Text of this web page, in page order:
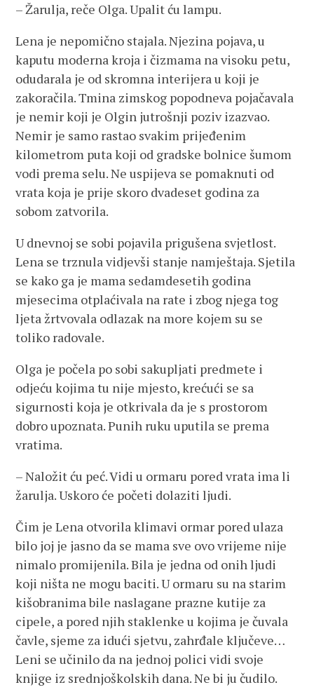
– Žarulja, reče Olga. Upalit ću lampu.
Lena je nepomično stajala. Njezina pojava, u
kaputu moderna kroja i čizmama na visoku petu,
odudarala je od skromna interijera u koji je
zakoračila. Tmina zimskog popodneva pojačavala
je nemir koji je Olgin jutrošnji poziv izazvao.
Nemir je samo rastao svakim prijeđenim
kilometrom puta koji od gradske bolnice šumom
vodi prema selu. Ne uspijeva se pomaknuti od
vrata koja je prije skoro dvadeset godina za
sobom zatvorila.
U dnevnoj se sobi pojavila prigušena svjetlost.
Lena se trznula vidjevši stanje namještaja. Sjetila
se kako ga je mama sedamdesetih godina
mjesecima otplaćivala na rate i zbog njega tog
ljeta žrtvovala odlazak na more kojem su se
toliko radovale.
Olga je počela po sobi sakupljati predmete i
odjeću kojima tu nije mjesto, krećući se sa
sigurnosti koja je otkrivala da je s prostorom
dobro upoznata. Punih ruku uputila se prema
vratima.
– Naložit ću peć. Vidi u ormaru pored vrata ima li
žarulja. Uskoro će početi dolaziti ljudi.
Čim je Lena otvorila klimavi ormar pored ulaza
bilo joj je jasno da se mama sve ovo vrijeme nije
nimalo promijenila. Bila je jedna od onih ljudi
koji ništa ne mogu baciti. U ormaru su na starim
kišobranima bile naslagane prazne kutije za
cipele, a pored njih staklenke u kojima je čuvala
čavle, sjeme za idući sjetvu, zahrđale ključeve…
Leni se učinilo da na jednoj polici vidi svoje
knjige iz srednjoškolskih dana. Ne bi ju čudilo.